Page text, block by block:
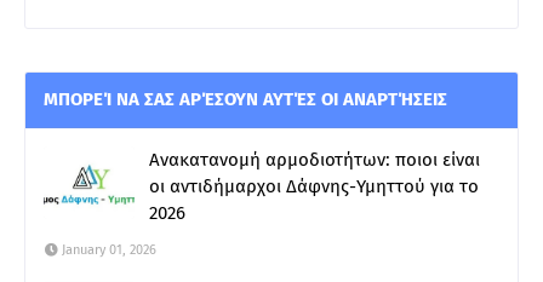
ΜΠΟΡΕΊ ΝΑ ΣΑΣ ΑΡΈΣΟΥΝ ΑΥΤΈΣ ΟΙ ΑΝΑΡΤΉΣΕΙΣ
Ανακατανομή αρμοδιοτήτων: ποιοι είναι
οι αντιδήμαρχοι Δάφνης-Υμηττού για το
2026
January 01, 2026